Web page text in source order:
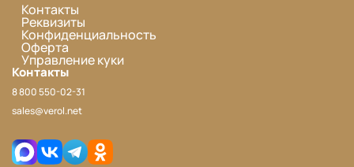
Контакты
Реквизиты
Конфиденциальность
Оферта
Управление куки
Контакты
8 800 550-02-31
sales@verol.net